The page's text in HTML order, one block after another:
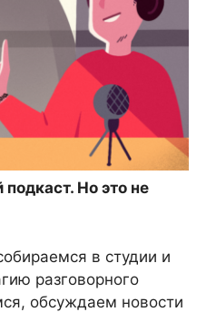
Но это не
в студии и
разговорного
обсуждаем новости